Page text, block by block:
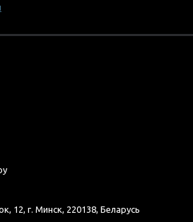
12, г. Минск, 220138, Беларусь